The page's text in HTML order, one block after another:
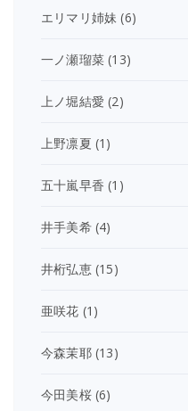
エリマリ姉妹 (6)
一ノ瀬瑠菜 (13)
上ノ堀結愛 (2)
上野凛夏 (1)
五十嵐早香 (1)
井手美希(4)
井桁弘恵(15)
亜咲花 (1)
今森茉耶(13)
今田美桜(6)